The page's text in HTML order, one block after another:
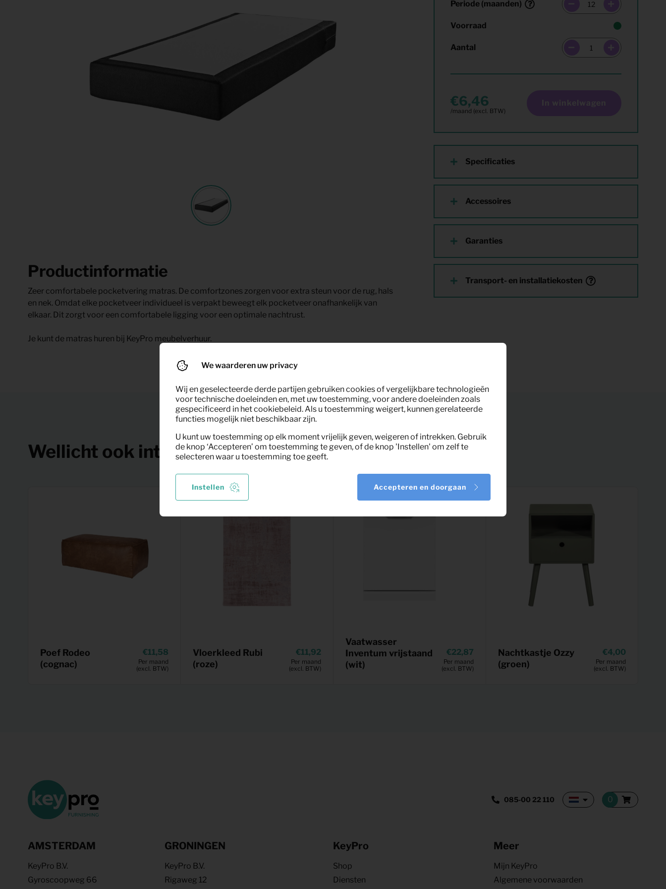
Periode (maanden)
Voorraad
Aantal
6,46 In winkelwagen
Specificaties
Accessoires
Garanties
Transport- en installatiekosten
Productinformatie
Zeer comfortabele pocketvering matras. De comfortzones zorgen voor extra steun voor de rug, hals
en nek. Omdat elke pocketveer individueel is verpakt beweegt elk pocketveer onafhankelijk van
elkaar. Dit zorgt voor een comfortabele ligging voor een optimale nachtrust.
Je kunt de matras huren bij KeyPro meubelverhuur.
Wellicht ook interessant
Poef Rodeo
(cognac)
11,58
Per maand
(excl. BTW)
Vloerkleed Rubi
(roze)
11,92
Per maand
(excl. BTW)
Vaatwasser
Inventum vrijstaand
(wit)
22,87
Per maand
(excl. BTW)
Nachtkastje Ozzy
(groen)
4,00
Per maand
(excl. BTW)
085-00 22 110
AMSTERDAM
KeyPro B.V.
Gyroscoopweg 66
GRONINGEN
KeyPro B.V.
Rigaweg 12
KeyPro
Shop
Diensten
Meer
Mijn KeyPro
Algemene voorwaarden
We waarderen uw privacy
Wij en geselecteerde derde partijen gebruiken cookies of vergelijkbare technologieën
voor technische doeleinden en, met uw toestemming, voor andere doeleinden zoals
gespecificeerd in het cookiebeleid. Als u toestemming weigert, kunnen gerelateerde
functies mogelijk niet beschikbaar zijn.
U kunt uw toestemming op elk moment vrijelijk geven, weigeren of intrekken. Gebruik
de knop ‘Accepteren’ om toestemming te geven, of de knop 'Instellen' om zelf te
selecteren waar u toestemming toe geeft.
Instellen Accepteren en doorgaan